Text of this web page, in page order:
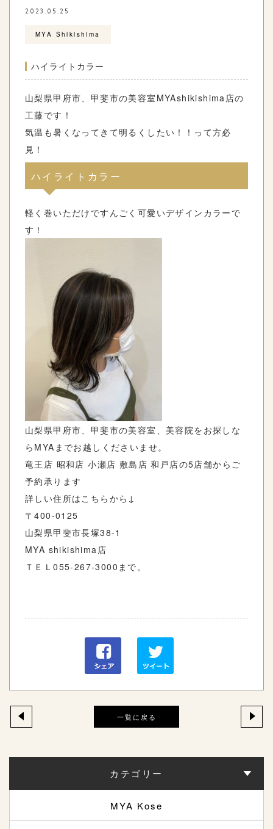
2023.05.25
MYA Shikishima
ハイライトカラー
山梨県甲府市、甲斐市の美容室 MYAshikishima店の
工藤です！
気温も暑くなってきて明るくしたい！！って方必
見！
ハイライトカラー
軽く巻いただけですんごく可愛いデザインカラーで
す！
山梨県甲府市、甲斐市の美容室、美容院をお探しな
ら MYA までお越しくださいませ。
竜王店 昭和店 小瀬店 敷島店 和戸店の5店舗からご
予約承ります
詳しい住所はこちらから ↓
〒400-0125
山梨県甲斐市長塚38-1
MYA shikishima店
ＴＥＬ055-267-3000 まで。
一覧に戻る
カテゴリー
MYA Kose